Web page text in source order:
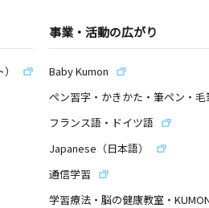
事業・活動の広がり
Baby Kumon
ペン習字・かきかた・筆ペン・毛
フランス語・ドイツ語
Japanese（日本語）
通信学習
学習療法・脳の健康教室・